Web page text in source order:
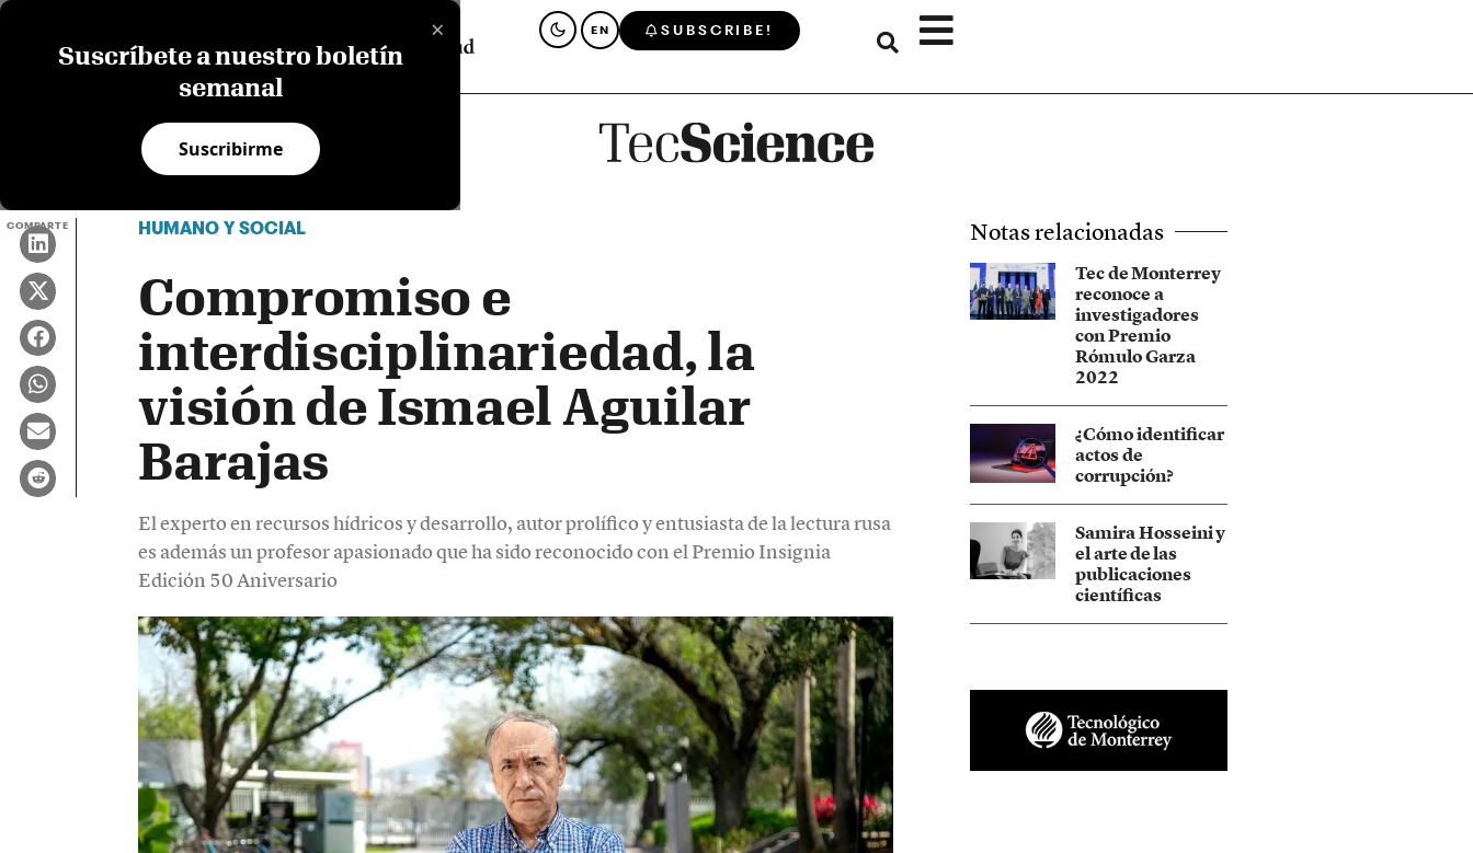
×
Suscríbete a nuestro boletín
semanal
Suscribirme
EN SUBSCRIBE!
COMPARTE HUMANO Y SOCIAL
Compromiso e
interdisciplinariedad, la
visión de Ismael Aguilar
Barajas
El experto en recursos hídricos y desarrollo, autor prolífico y entusiasta de la lectura rusa
es además un profesor apasionado que ha sido reconocido con el Premio Insignia
Edición 50 Aniversario
Notas relacionadas
Tec de Monterrey
reconoce a
investigadores
con Premio
Rómulo Garza
2022
¿Cómo identificar
actos de
corrupción?
Samira Hosseini y
el arte de las
publicaciones
científicas